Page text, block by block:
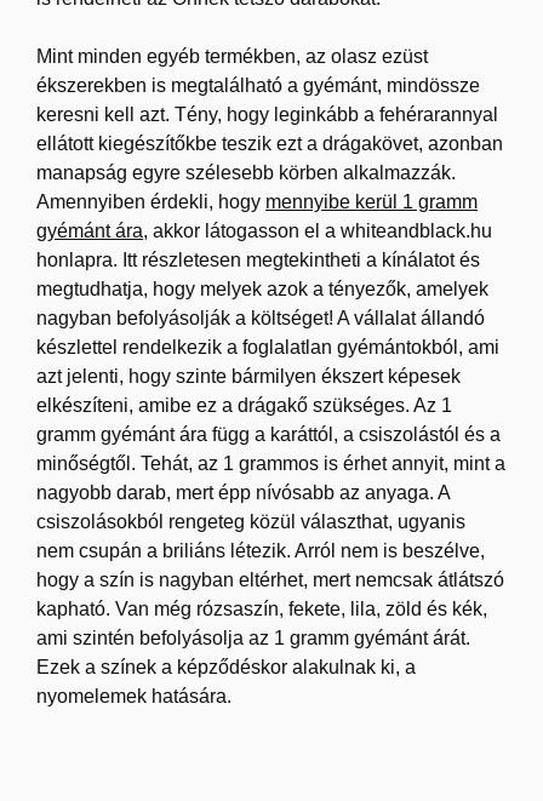
Mint minden egyéb termékben, az olasz ezüst
ékszerekben is megtalálható a gyémánt, mindössze
keresni kell azt. Tény, hogy leginkább a fehérarannyal
ellátott kiegészítőkbe teszik ezt a drágakövet, azonban
manapság egyre szélesebb körben alkalmazzák.
Amennyiben érdekli, hogy mennyibe kerül 1 gramm
gyémánt ára, akkor látogasson el a whiteandblack.hu
honlapra. Itt részletesen megtekintheti a kínálatot és
megtudhatja, hogy melyek azok a tényezők, amelyek
nagyban befolyásolják a költséget! A vállalat állandó
készlettel rendelkezik a foglalatlan gyémántokból, ami
azt jelenti, hogy szinte bármilyen ékszert képesek
elkészíteni, amibe ez a drágakő szükséges. Az 1
gramm gyémánt ára függ a karáttól, a csiszolástól és a
minőségtől. Tehát, az 1 grammos is érhet annyit, mint a
nagyobb darab, mert épp nívósabb az anyaga. A
csiszolásokból rengeteg közül választhat, ugyanis
nem csupán a briliáns létezik. Arról nem is beszélve,
hogy a szín is nagyban eltérhet, mert nemcsak átlátszó
kapható. Van még rózsaszín, fekete, lila, zöld és kék,
ami szintén befolyásolja az 1 gramm gyémánt árát.
Ezek a színek a képződéskor alakulnak ki, a
nyomelemek hatására.